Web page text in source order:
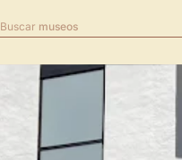
Buscar museos